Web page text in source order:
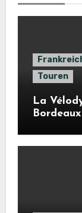
Touren
La
Bordeaux